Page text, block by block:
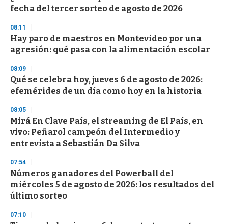
e
c
n
d
fecha del tercer sorteo de agosto de 2026
08:11
Hay paro de maestros en Montevideo por una
agresión: qué pasa con la alimentación escolar
08:09
Qué se celebra hoy, jueves 6 de agosto de 2026:
efemérides de un día como hoy en la historia
08:05
Mirá En Clave País, el streaming de El País, en
vivo: Peñarol campeón del Intermedio y
entrevista a Sebastián Da Silva
07:54
Números ganadores del Powerball del
miércoles 5 de agosto de 2026: los resultados del
último sorteo
07:10